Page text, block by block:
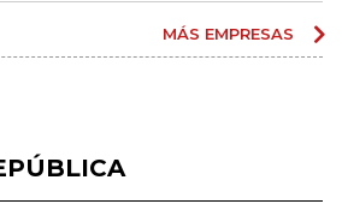
MÁS EMPRESAS